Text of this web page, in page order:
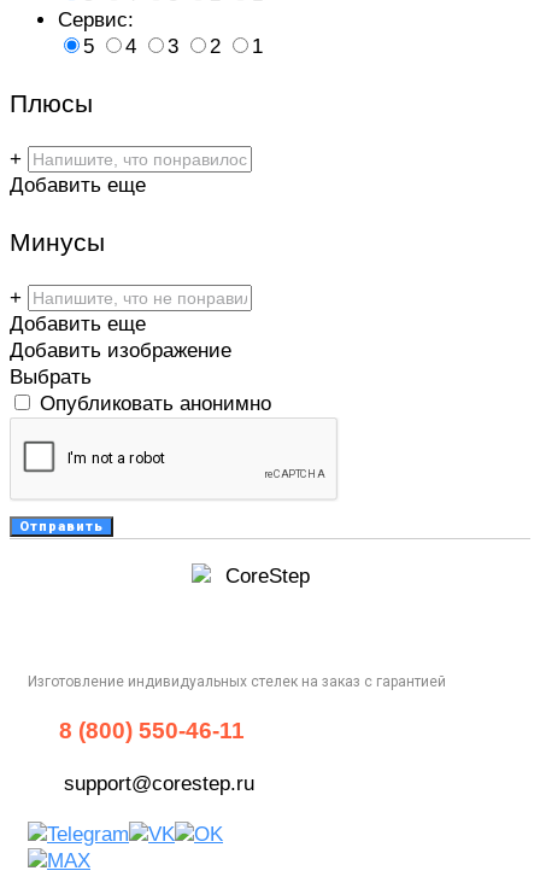
Сервис:
5
4 3 2 1
Плюсы
+
Добавить еще
Минусы
+
Добавить еще
Добавить изображение
Выбрать
Опубликовать анонимно
Изготовление индивидуальных стелек на заказ с гарантией
8 (800) 550-46-11
support@corestep.ru